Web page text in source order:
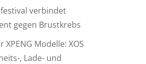
verbindet
gegen Brustkrebs
Modelle: XOS
, Lade- und